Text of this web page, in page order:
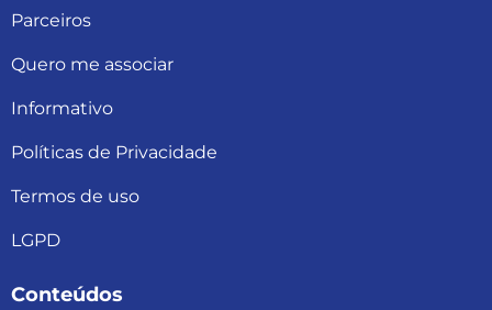
Parceiros
Quero me associar
Informativo
Políticas de Privacidade
Termos de uso
LGPD
Conteúdos